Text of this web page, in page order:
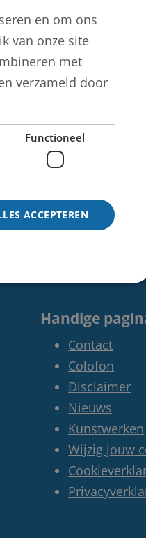
−
©
Handige
Contact
Colofon
Disclaimer
Nieuws
Kunstwerken
Wijzig jouw
en om ons
van onze site
met
verzameld door
Functioneel
ACCEPTEREN